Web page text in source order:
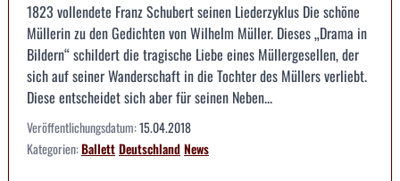
1823 vollendete Franz Schubert seinen Liederzyklus Die schöne
Müllerin zu den Gedichten von Wilhelm Müller. Dieses „Drama in
Bildern“ schildert die tragische Liebe eines Müllergesellen, der
sich auf seiner Wanderschaft in die Tochter des Müllers verliebt.
Diese entscheidet sich aber für seinen Neben...
Veröffentlichungsdatum:15.04.2018
Kategorien:BallettDeutschlandNews